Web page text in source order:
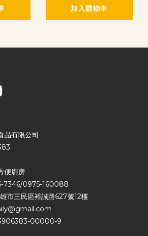
加入購物車
品有限公司
便廚房
7346/0975-160088
市三民區裕誠路627號12樓
00000-9